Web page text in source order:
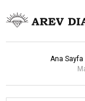
Ana Sayfa